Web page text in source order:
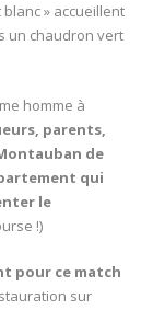
» accueillent
un chaudron vert
homme à
parents,
de
qui
le
!)
pour ce match
sur